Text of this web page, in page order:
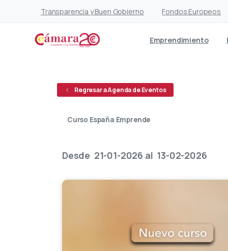
Transparencia y Buen Gobierno Fondos Europeos
Emprendimiento
Regresar a Agenda de Eventos
Curso España Emprende
Desde 21-01-2026 al 13-02-2026